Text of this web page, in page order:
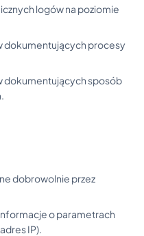
logów na poziomie
dokumentujących procesy
dokumentujących sposób
dobrowolnie przez
o parametrach
IP).